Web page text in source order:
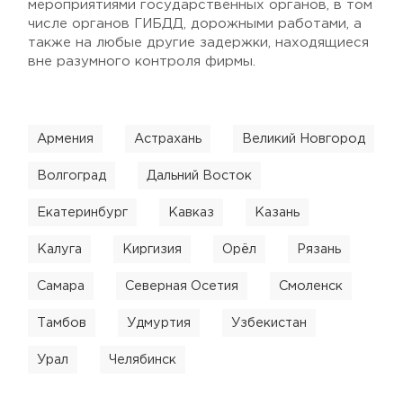
мероприятиями государственных органов, в том
числе органов ГИБДД, дорожными работами, а
также на любые другие задержки, находящиеся
вне разумного контроля фирмы.
Армения Астрахань Великий Новгород
Волгоград Дальний Восток
Екатеринбург Кавказ Казань
Калуга Киргизия Орёл Рязань
Самара Северная Осетия Смоленск
Тамбов Удмуртия Узбекистан
Урал Челябинск